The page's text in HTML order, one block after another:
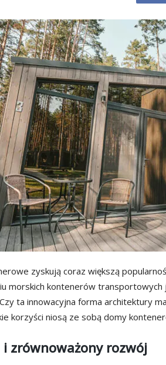
zyskują coraz większą
morskich kontenerów
ta innowacyjna forma architektury
korzyści niosą ze sobą domy
i zrównoważony rozwój